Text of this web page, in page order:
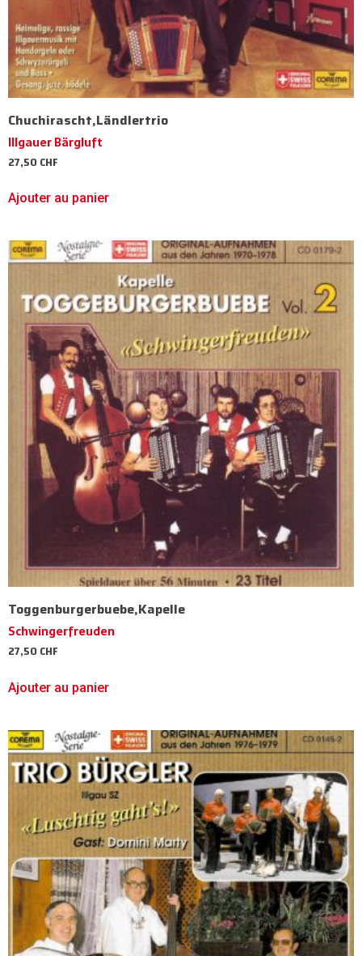
Chuchirascht,Ländlertrio
Illgauer Bärgluft
27,50CHF
Ajouter au panier
Toggenburgerbuebe,Kapelle
Schwingerfreuden
27,50CHF
Ajouter au panier